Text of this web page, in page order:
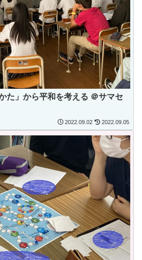
た」から平和を考える ＠サマセ
2022.09.02 2022.09.05